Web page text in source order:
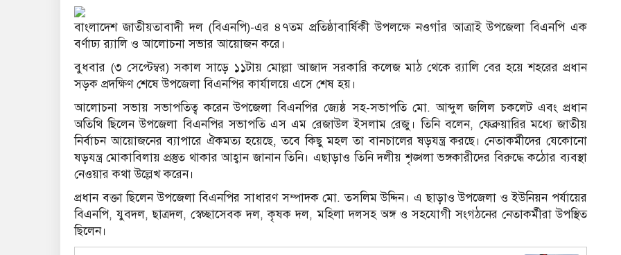
বাংলাদেশ জাতীয়তাবাদী দল (বিএনপি)-এর ৪৭তম প্রতিষ্ঠাবার্ষিকী উপলক্ষে নওগাঁর আত্রাই উপজেলা বিএনপি এক
বর্ণাঢ্য র‌্যালি ও আলোচনা সভার আয়োজন করে।
বুধবার (৩ সেপ্টেম্বর) সকাল সাড়ে ১১টায় মোল্লা আজাদ সরকারি কলেজ মাঠ থেকে র‌্যালি বের হয়ে শহরের প্রধান
সড়ক প্রদক্ষিণ শেষে উপজেলা বিএনপির কার্যালয়ে এসে শেষ হয়।
আলোচনা সভায় সভাপতিত্ব করেন উপজেলা বিএনপির জ্যেষ্ঠ সহ-সভাপতি মো. আব্দুল জলিল চকলেট এবং প্রধান
অতিথি ছিলেন উপজেলা বিএনপির সভাপতি এস এম রেজাউল ইসলাম রেজু। তিনি বলেন, ফেব্রুয়ারির মধ্যে জাতীয়
নির্বাচন আয়োজনের ব্যাপারে ঐকমত্য হয়েছে, তবে কিছু মহল তা বানচালের ষড়যন্ত্র করছে। নেতাকর্মীদের যেকোনো
ষড়যন্ত্র মোকাবিলায় প্রস্তুত থাকার আহ্বান জানান তিনি। এছাড়াও তিনি দলীয় শৃঙ্খলা ভঙ্গকারীদের বিরুদ্ধে কঠোর ব্যবস্থা
নেওয়ার কথা উল্লেখ করেন।
প্রধান বক্তা ছিলেন উপজেলা বিএনপির সাধারণ সম্পাদক মো. তসলিম উদ্দিন। এ ছাড়াও উপজেলা ও ইউনিয়ন পর্যায়ের
বিএনপি, যুবদল, ছাত্রদল, স্বেচ্ছাসেবক দল, কৃষক দল, মহিলা দলসহ অঙ্গ ও সহযোগী সংগঠনের নেতাকর্মীরা উপস্থিত
ছিলেন।